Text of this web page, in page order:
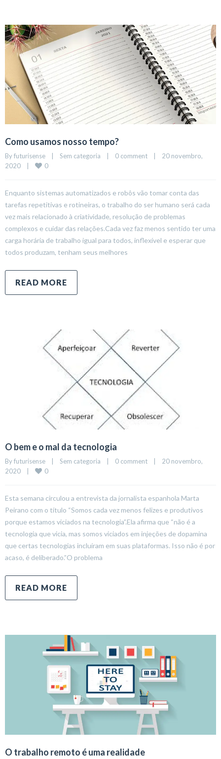
Como usamos nosso tempo?
By futurisense Sem categoria 0 comment
20 novembro,
2020
0
Enquanto sistemas automatizados e robôs vão tomar conta das
tarefas repetitivas e rotineiras, o trabalho do ser humano será cada
vez mais relacionado à criatividade, resolução de problemas
complexos e cuidar das relações.Cada vez faz menos sentido ter uma
carga horária de trabalho igual para todos, inflexível e esperar que
todos produzam, tenham seus melhores
READ MORE
O bem e o mal da tecnologia
By futurisense Sem categoria 0 comment
20 novembro,
2020
0
Esta semana circulou a entrevista da jornalista espanhola Marta
Peirano com o título “Somos cada vez menos felizes e produtivos
porque estamos viciados na tecnologia”.Ela afirma que “não é a
tecnologia que vicia, mas somos viciados em injeções de dopamina
que certas tecnologias incluíram em suas plataformas. Isso não é por
acaso, é deliberado.”O problema
READ MORE
O trabalho remoto é uma realidade